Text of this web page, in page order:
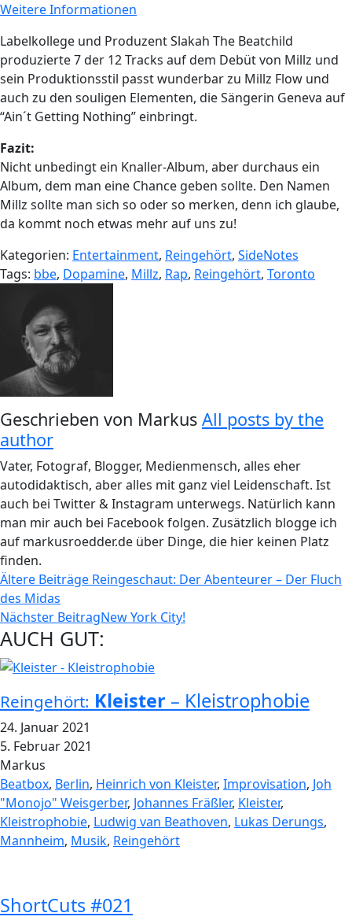
Weitere Informationen
Labelkollege und Produzent Slakah The Beatchild
produzierte 7 der 12 Tracks auf dem Debüt von Millz und
sein Produktionsstil passt wunderbar zu Millz Flow und
auch zu den souligen Elementen, die Sängerin Geneva auf
“Ain´t Getting Nothing” einbringt.
Fazit:
Nicht unbedingt ein Knaller-Album, aber durchaus ein
Album, dem man eine Chance geben sollte. Den Namen
Millz sollte man sich so oder so merken, denn ich glaube,
da kommt noch etwas mehr auf uns zu!
Kategorien: Entertainment, Reingehört, SideNotes
Tags: bbe, Dopamine, Millz, Rap, Reingehört, Toronto
Geschrieben von Markus All posts by the
author
Vater, Fotograf, Blogger, Medienmensch, alles eher
autodidaktisch, aber alles mit ganz viel Leidenschaft. Ist
auch bei Twitter & Instagram unterwegs. Natürlich kann
man mir auch bei Facebook folgen. Zusätzlich blogge ich
auf markusroedder.de über Dinge, die hier keinen Platz
finden.
Beitragsnavigation
Ältere Beiträge Reingeschaut: Der Abenteurer – Der Fluch
des Midas
Nächster BeitragNew York City!
AUCH GUT:
Reingehört: Kleister – Kleistrophobie
24. Januar 2021
5. Februar 2021
Markus
Beatbox, Berlin, Heinrich von Kleister, Improvisation, Joh
"Monojo" Weisgerber, Johannes Fräßler, Kleister,
Kleistrophobie, Ludwig van Beathoven, Lukas Derungs,
Mannheim, Musik, Reingehört
ShortCuts #021